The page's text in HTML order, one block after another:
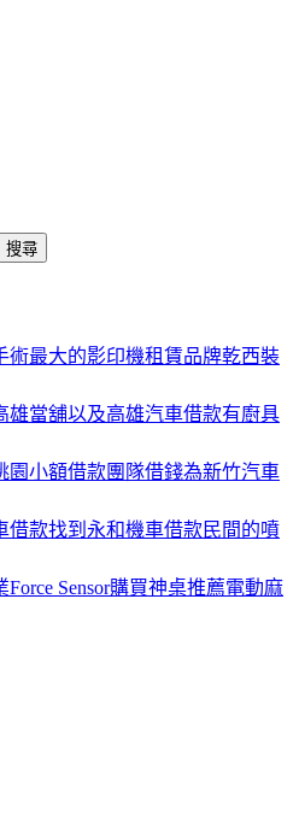
術最大的影印機租賃品牌乾西裝
雄當舖以及高雄汽車借款有廚具
園小額借款團隊借錢為新竹汽車
借款找到永和機車借款民間的噴
Sensor購買神桌推薦電動麻